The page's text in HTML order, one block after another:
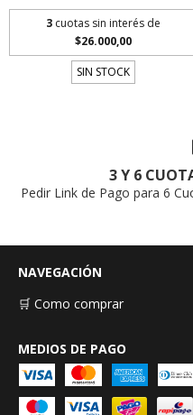
3 cuotas sin interés de
$26.000,00
SIN STOCK
3 Y 6
Pedir Link de Pago para 6
NAVEGACIÓN
🛒 Como comprar
MEDIOS DE PAGO